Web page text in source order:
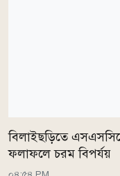
বিলাইছড়িতে
ফলাফলে চরম বিপর্যয়